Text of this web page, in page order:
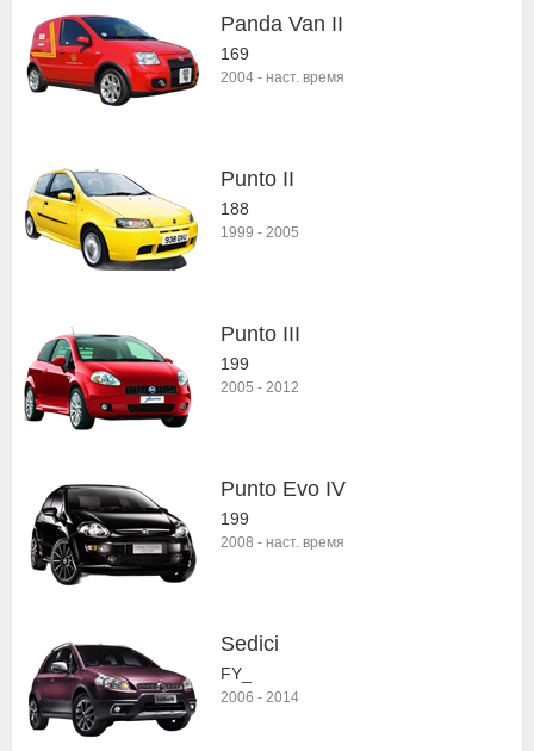
Panda Van II
169
2004 - наст. время
Punto II
188
1999 - 2005
Punto III
199
2005 - 2012
Punto Evo IV
199
2008 - наст. время
Sedici
FY_
2006 - 2014